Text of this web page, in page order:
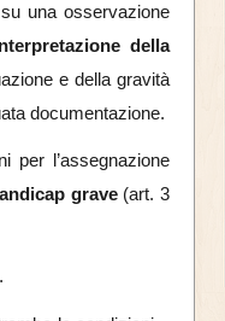
una osservazione
della
e della gravità
documentazione.
per l’assegnazione
grave(art. 3
.